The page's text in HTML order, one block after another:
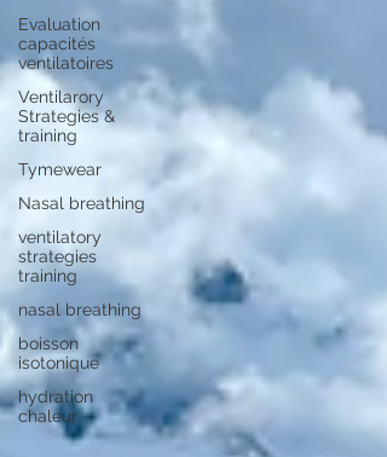
Evaluation
capacités
ventilatoires
Ventilarory
Strategies &
training
Tymewear
Nasal breathing
ventilatory
strategies
training
nasal breathing
boisson
isotonique
hydration
chaleur